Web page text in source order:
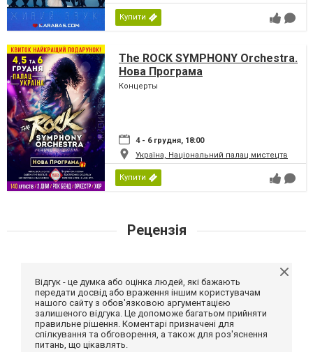
Купити
The ROCK SYMPHONY Orchestra.
Нова Програма
Концерты
4 - 6 грудня, 18:00
Україна, Національний палац мистецтв
Купити
Рецензія
Відгук - це думка або оцінка людей, які бажають
передати досвід або враження іншим користувачам
нашого сайту з обов'язковою аргументацією
залишеного відгука. Це допоможе багатьом прийняти
правильне рішення. Коментарі призначені для
спілкування та обговорення, а також для роз'яснення
питань, що цікавлять.